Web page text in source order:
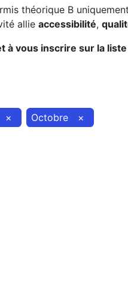
théorique B
allie accessibilité,
à vous inscrire sur la
× Octobre ×